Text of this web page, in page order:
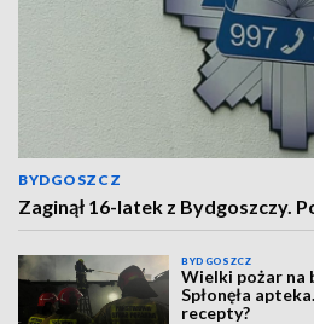
BYDGOSZCZ
Zaginął 16-latek z Bydgoszczy.
BYDGOSZCZ
Wielki pożar na
Spłonęła
recepty?